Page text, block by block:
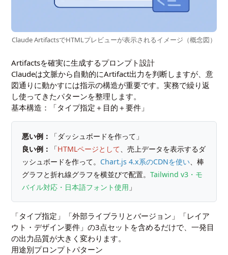
Claude ArtifactsでHTMLプレビューが表示されるイメージ（概念図）
Artifactsを確実に生成するプロンプト設計
Claudeは文脈から自動的にArtifact出力を判断しますが、意
図通りに動かすには指示の構造が重要です。実務で繰り返
し使ってきたパターンを整理します。
基本構造：「タイプ指定＋目的＋要件」
悪い例：
「ダッシュボードを作って」
良い例：
「HTMLページとして 、売上データを表示するダ
ッシュボードを作って。 Chart.js 4.x系のCDNを使い 、棒
グラフと折れ線グラフを横並びで配置。Tailwind v3・モ
バイル対応・日本語フォント使用 」
「タイプ指定」「外部ライブラリとバージョン」「レイア
ウト・デザイン要件」の3点セットを含めるだけで、一発目
の出力品質が大きく変わります。
用途別プロンプトパターン